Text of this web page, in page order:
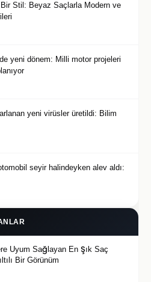
Stil: Beyaz Saçlarla Modern ve
yeni dönem: Milli motor projeleri
yeni virüsler üretildi: Bilim
seyir halindeyken alev aldı:
Uyum Sağlayan En Şık Saç
Bir Görünüm